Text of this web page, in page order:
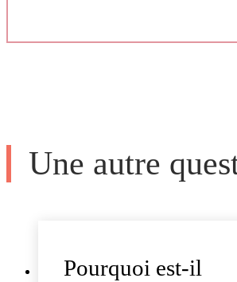
Une autre
Pourquoi est-il